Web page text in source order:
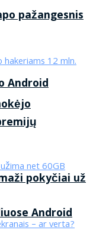
Android
Android
pažangesnis
pokyčiai už